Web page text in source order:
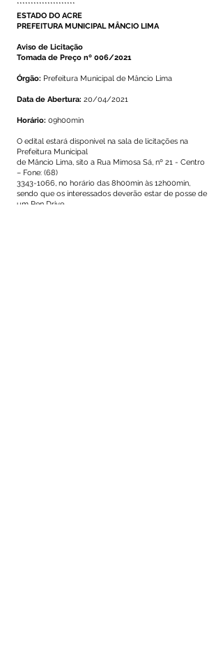
*********************
ESTADO DO ACRE
PREFEITURA MUNICIPAL MÂNCIO LIMA
Aviso de Licitação
Tomada de Preço nº 006/2021
Órgão: Prefeitura Municipal de Mâncio Lima
Data de Abertura: 20/04/2021
Horário: 09h00min
O edital estará disponível na sala de licitações na
Prefeitura Municipal
de Mâncio Lima, sito a Rua Mimosa Sá, nº 21 - Centro
– Fone: (68)
3343-1066, no horário das 8h00min às 12h00min,
sendo que os interessados deverão estar de posse de
um Pen Drive.